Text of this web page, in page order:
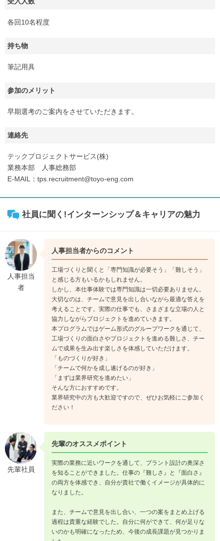
各回10名程度
持ち物
筆記用具
参加のメリット
早期選考のご案内をさせていただきます。
連絡先
テックプロジェクトサービス(株)
業務本部 人事総務部
E-MAIL：tps.recruitment@toyo-eng.com
社員に聞く!インターンシップ＆キャリアの魅力
人事担当
者
人事担当者からのコメント
工場づくりと聞くと「専門知識が必要そう」「難しそう」
と感じる方もいるかもしれません。
しかし、本仕事体験では専門知識は一切必要ありません。
大切なのは、チームで意見を出し合いながら最適な答えを
考えることです。実際の仕事でも、さまざまな立場の人と
協力しながらプロジェクトを進めていきます。
本プログラムではゲーム形式のグループワークを通じて、
工場づくりの面白さやプロジェクトを進める難しさ、チー
ムで成果を生み出す楽しさを体感していただけます。
「ものづくりが好き」
「チームで何かを成し遂げるのが好き」
「まずは業界研究を進めたい」
そんな方におすすめです。
業界研究中の方も大歓迎ですので、ぜひお気軽にご参加く
ださい！
先輩社員
先輩のオススメポイント
実際の業務に近いワークを通して、プラント設計の奥深さ
を知ることができました。仕事の『難しさ』と『面白さ』
の両方を体感でき、自分が貴社で働くイメージが具体的に
なりました。
また、チームで意見を出し合い、一つの案をまとめ上げる
過程は貴重な経験でした。自分に何ができて、何が足りな
いのかも明確になったため、今後の成長課題が見つかりま